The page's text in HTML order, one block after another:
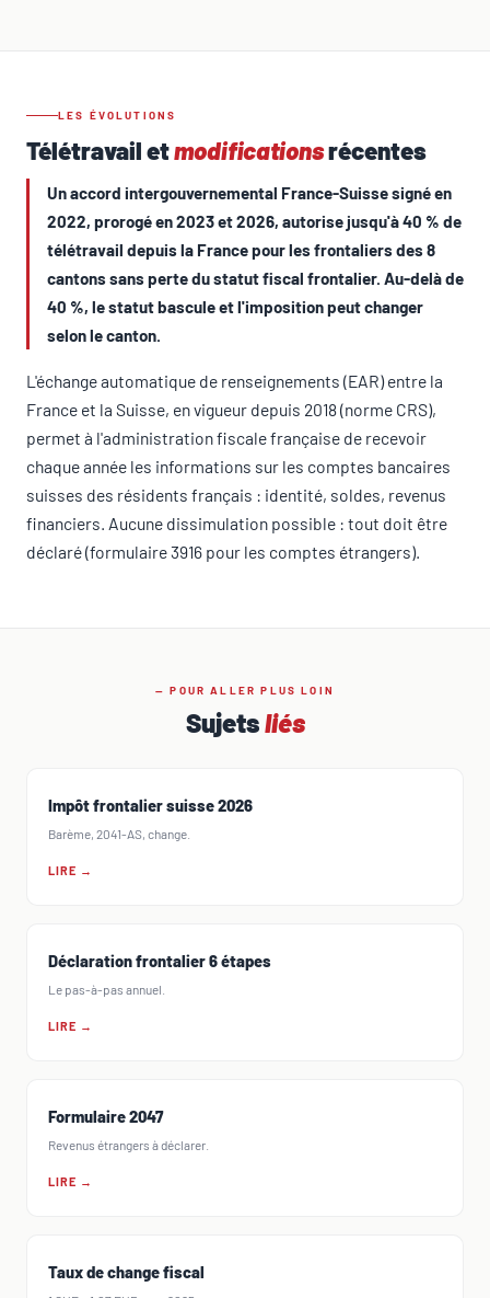
LES ÉVOLUTIONS
Télétravail etmodificationsrécentes
Un accord intergouvernemental France-Suisse signé en
2022, prorogé en 2023 et 2026, autorise jusqu'à 40 % de
télétravail depuis la France pour les frontaliers des 8
cantons sans perte du statut fiscal frontalier. Au-delà de
40 %, le statut bascule et l'imposition peut changer
selon le canton.
L'échange automatique de renseignements (EAR) entre la
France et la Suisse, en vigueur depuis 2018 (norme CRS),
permet à l'administration fiscale française de recevoir
chaque année les informations sur les comptes bancaires
suisses des résidents français : identité, soldes, revenus
financiers. Aucune dissimulation possible : tout doit être
déclaré (formulaire 3916 pour les comptes étrangers).
— POUR ALLER PLUS LOIN
Sujetsliés
Impôt frontalier suisse 2026
Barème, 2041-AS, change.
LIRE →
Déclaration frontalier 6 étapes
Le pas-à-pas annuel.
LIRE →
Formulaire 2047
Revenus étrangers à déclarer.
LIRE →
Taux de change fiscal